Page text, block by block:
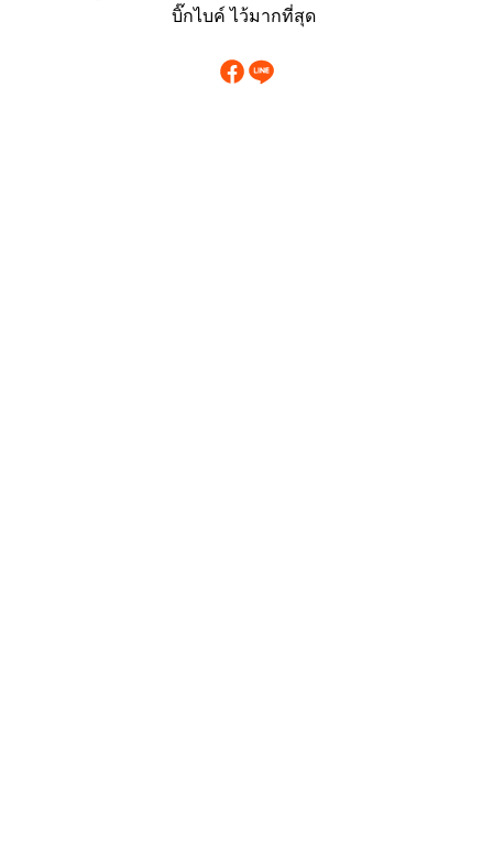
บิ๊กไบค์ ไว้มากที่สุด